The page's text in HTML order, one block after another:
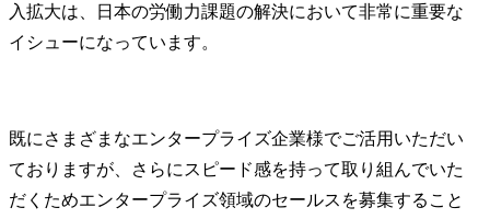
入拡大は、日本の労働力課題の解決において非常に重要な
イシューになっています。
既にさまざまなエンタープライズ企業様でご活用いただい
ておりますが、さらにスピード感を持って取り組んでいた
だくためエンタープライズ領域のセールスを募集すること